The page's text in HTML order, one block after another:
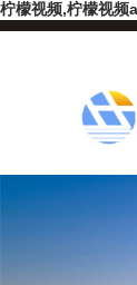
柠檬视频,柠檬视